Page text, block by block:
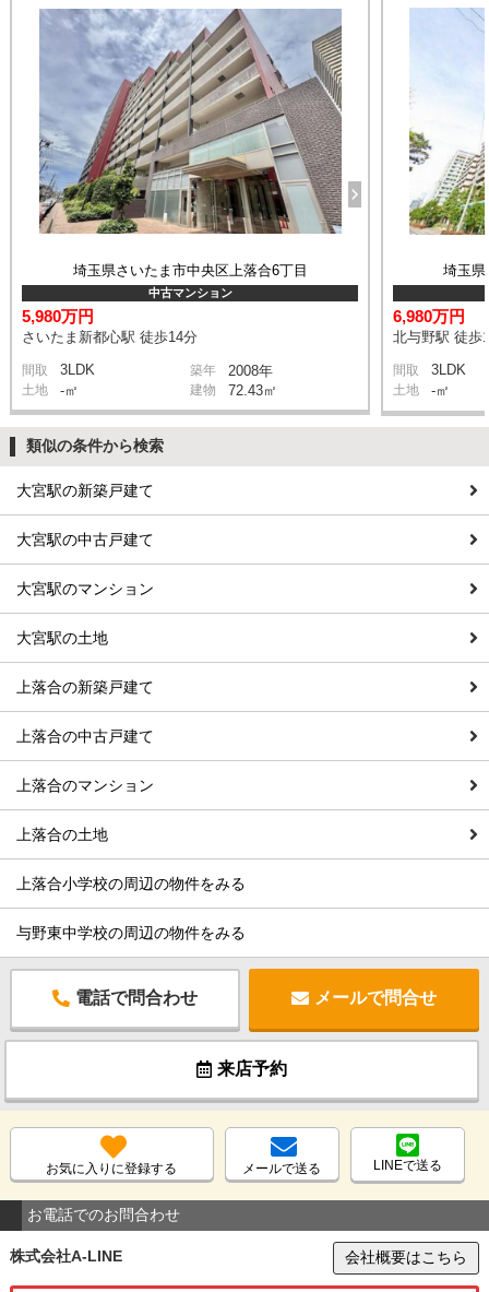
埼玉県さいたま市中央区上落合6丁目
中古マンション
5,980万円
さいたま新都心駅 徒歩14分
間取 3LDK 築年 2008年
土地 -㎡ 建物 72.43㎡
埼玉県
6,980万円
北与野駅 徒歩
間取 3LDK
土地 -㎡
類似の条件から検索
大宮駅の新築戸建て
大宮駅の中古戸建て
大宮駅のマンション
大宮駅の土地
上落合の新築戸建て
上落合の中古戸建て
上落合のマンション
上落合の土地
上落合小学校の周辺の物件をみる
与野東中学校の周辺の物件をみる
電話で問合わせ メールで問合せ
来店予約
お気に入りに登録する メールで送る LINEで送る
お電話でのお問合わせ
株式会社A-LINE 会社概要はこちら